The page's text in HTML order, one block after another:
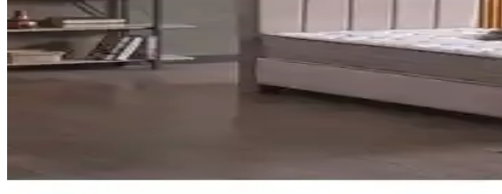
HB Bedding Aloe Vera İçerikli Ortopedik Bonel Yatak: Orta Sertlikte
HB Bedding Aloe vera içeren ortopedik bonel yaylı yatak, orta sertlikte konfor ve
dikkate alır; uzun ömürlü kullanım için uygundur.
Midilife Bamboo Hygiene ve Comfort Yatak: Sağlıklı ve Konforlu
Yüksek kaliteli malzemeleri ve teknolojik özellikleriyle öne çıkan Midilife Bamboo
Yatakcım Luvita Tavşan Tüyü Ultra Full Ortopedik Pedli Yatak